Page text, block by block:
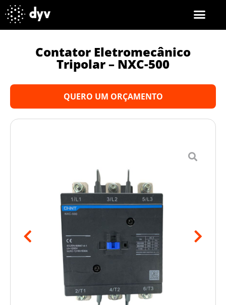
Contator Eletromecânico
Tripolar – NXC-500
QUERO UM ORÇAMENTO